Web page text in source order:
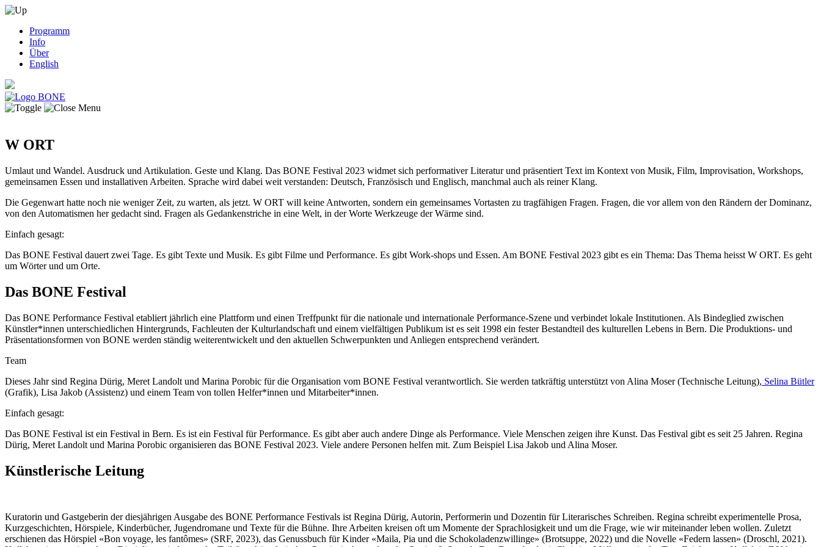
Programm
Info
Über
English
W ORT
Umlaut und Wandel. Ausdruck und Artikulation. Geste und Klang. Das BONE Festival 2023 widmet sich performativer Literatur und präsentiert Text im Kontext von Musik, Film, Improvisation, Workshops,
gemeinsamen Essen und installativen Arbeiten. Sprache wird dabei weit verstanden: Deutsch, Französisch und Englisch, manchmal auch als reiner Klang.
Die Gegenwart hatte noch nie weniger Zeit, zu warten, als jetzt. W ORT will keine Antworten, sondern ein gemeinsames Vortasten zu tragfähigen Fragen. Fragen, die vor allem von den Rändern der Dominanz,
von den Automatismen her gedacht sind. Fragen als Gedankenstriche in eine Welt, in der Worte Werkzeuge der Wärme sind.
Einfach gesagt:
Das BONE Festival dauert zwei Tage. Es gibt Texte und Musik. Es gibt Filme und Performance. Es gibt Work-shops und Essen. Am BONE Festival 2023 gibt es ein Thema: Das Thema heisst W ORT. Es geht
um Wörter und um Orte.
Das BONE Festival
Das BONE Performance Festival etabliert jährlich eine Plattform und einen Treffpunkt für die nationale und internationale Performance-Szene und verbindet lokale Institutionen. Als Bindeglied zwischen
Künstler*innen unterschiedlichen Hintergrunds, Fachleuten der Kulturlandschaft und einem vielfältigen Publikum ist es seit 1998 ein fester Bestandteil des kulturellen Lebens in Bern. Die Produktions- und
Präsentationsformen von BONE werden ständig weiterentwickelt und den aktuellen Schwerpunkten und Anliegen entsprechend verändert.
Team
Dieses Jahr sind Regina Dürig, Meret Landolt und Marina Porobic für die Organisation vom BONE Festival verantwortlich. Sie werden tatkräftig unterstützt von Alina Moser (Technische Leitung), Selina Bütler
(Grafik), Lisa Jakob (Assistenz) und einem Team von tollen Helfer*innen und Mitarbeiter*innen.
Einfach gesagt:
Das BONE Festival ist ein Festival in Bern. Es ist ein Festival für Performance. Es gibt aber auch andere Dinge als Performance. Viele Menschen zeigen ihre Kunst. Das Festival gibt es seit 25 Jahren. Regina
Dürig, Meret Landolt und Marina Porobic organisieren das BONE Festival 2023. Viele andere Personen helfen mit. Zum Beispiel Lisa Jakob und Alina Moser.
Künstlerische Leitung
Kuratorin und Gastgeberin der diesjährigen Ausgabe des BONE Performance Festivals ist Regina Dürig, Autorin, Performerin und Dozentin für Literarisches Schreiben. Regina schreibt experimentelle Prosa,
Kurzgeschichten, Hörspiele, Kinderbücher, Jugendromane und Texte für die Bühne. Ihre Arbeiten kreisen oft um Momente der Sprachlosigkeit und um die Frage, wie wir miteinander leben wollen. Zuletzt
erschienen das Hörspiel «Bon voyage, les fantômes» (SRF, 2023), das Genussbuch für Kinder «Maila, Pia und die Schokoladenzwillinge» (Brotsuppe, 2022) und die Novelle «Federn lassen» (Droschl, 2021).